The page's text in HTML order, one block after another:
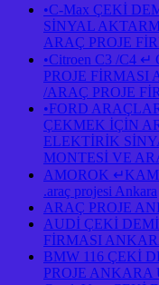
•C-Max ÇEKİ
SİNYAL
ARAÇ PROJE
•Citroen C3 /C4
PROJE FİRMASI
/ARAÇ PROJE
•FORD
ÇEKMEK İÇİN
ELEKTİRİK
MONTESİ VE
AMOROK
.araç projesi Ankara
ARAÇ PROJE
AUDİ ÇEKİ
FİRMASI
BMW 116 ÇEKİ
PROJE